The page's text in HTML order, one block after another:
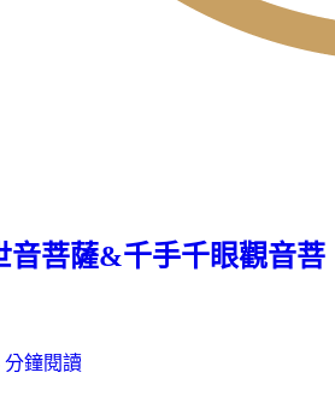
音菩薩&千手千眼觀音菩
分鐘閱讀